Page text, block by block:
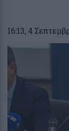
16:13, 4